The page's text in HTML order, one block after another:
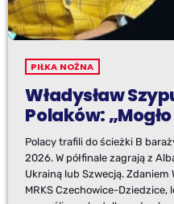
PIŁKA NOŻNA
Władysław
Polaków:
Polacy trafili do ścieżki B
2026. W półfinale zagrają z
Ukrainą lub Szwecją. Zdaniem
MRKS Czechowice-Dziedzice,